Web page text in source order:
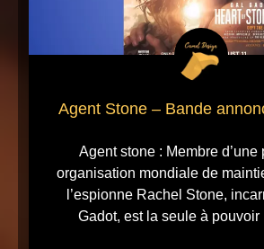
Agent Stone – Bande
Agent stone : Membre d’une
organisation mondiale de
l’espionne Rachel Stone,
Gadot, est la seule à pouvoir